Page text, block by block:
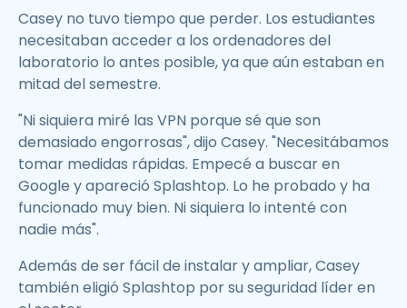
Casey no tuvo tiempo que perder. Los estudiantes
necesitaban acceder a los ordenadores del
laboratorio lo antes posible, ya que aún estaban en
mitad del semestre.
"Ni siquiera miré las VPN porque sé que son
demasiado engorrosas", dijo Casey. "Necesitábamos
tomar medidas rápidas. Empecé a buscar en
Google y apareció Splashtop. Lo he probado y ha
funcionado muy bien. Ni siquiera lo intenté con
nadie más".
Además de ser fácil de instalar y ampliar, Casey
también eligió Splashtop por su seguridad líder en